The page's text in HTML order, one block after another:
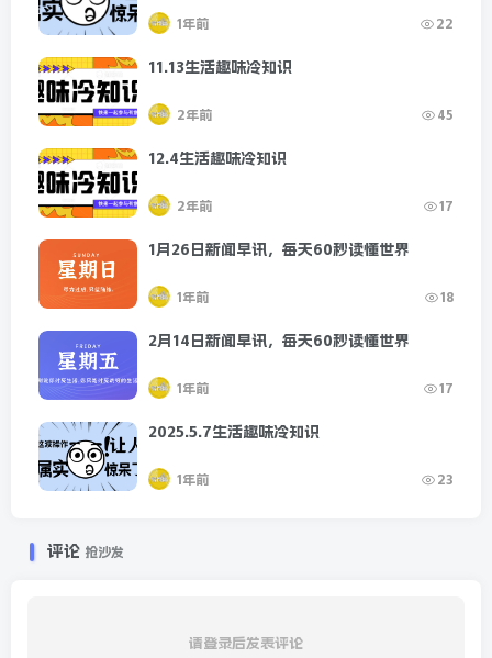
1年前 22
11.13生活趣味冷知识
2年前 45
12.4生活趣味冷知识
2年前 17
1月26日新闻早讯，每天60秒读懂世界
1年前 18
2月14日新闻早讯，每天60秒读懂世界
1年前 17
2025.5.7生活趣味冷知识
1年前 23
评论 抢沙发
请登录后发表评论